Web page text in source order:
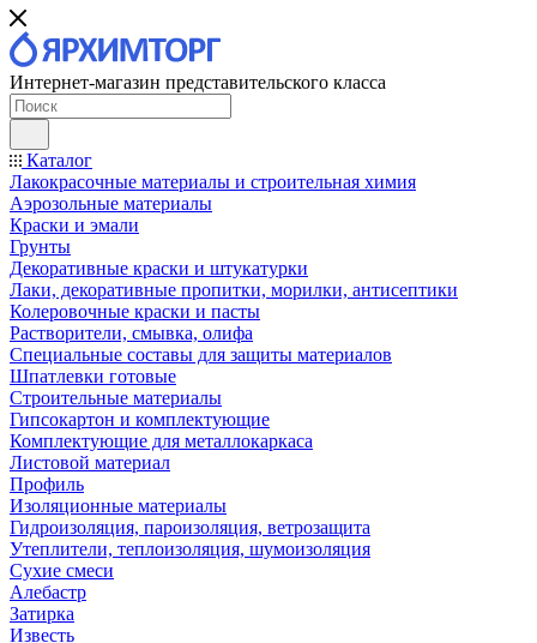
Интернет-магазин представительского класса
Каталог
Лакокрасочные материалы и строительная химия
Аэрозольные материалы
Краски и эмали
Грунты
Декоративные краски и штукатурки
Лаки, декоративные пропитки, морилки, антисептики
Колеровочные краски и пасты
Растворители, смывка, олифа
Специальные составы для защиты материалов
Шпатлевки готовые
Строительные материалы
Гипсокартон и комплектующие
Комплектующие для металлокаркаса
Листовой материал
Профиль
Изоляционные материалы
Гидроизоляция, пароизоляция, ветрозащита
Утеплители, теплоизоляция, шумоизоляция
Сухие смеси
Алебастр
Затирка
Известь